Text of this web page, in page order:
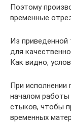
Поэтому
временные
Из приведенной
для
Как видно,
При исполнении
началом работы
стыков, чтобы
временных